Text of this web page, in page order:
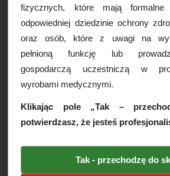
DO KOSZYKA
fizycznych, które mają formalne
odpowiedniej dziedzinie ochrony
oraz osób, które z uwagi na
pełnioną funkcję lub
gospodarczą uczestniczą w
wyrobami medycznymi.
Klikając pole „Tak –
potwierdzasz, że jesteś
Tak - przechodzę do